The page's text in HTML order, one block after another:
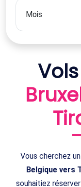
Vous cherchez un
Belgique vers
souhaitiez